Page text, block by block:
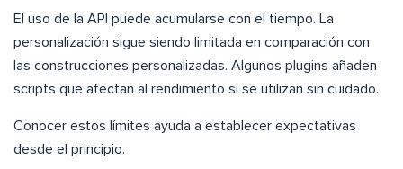
El uso de la API puede acumularse con el tiempo. La
personalización sigue siendo limitada en comparación con
las construcciones personalizadas. Algunos plugins añaden
scripts que afectan al rendimiento si se utilizan sin cuidado.
Conocer estos límites ayuda a establecer expectativas
desde el principio.